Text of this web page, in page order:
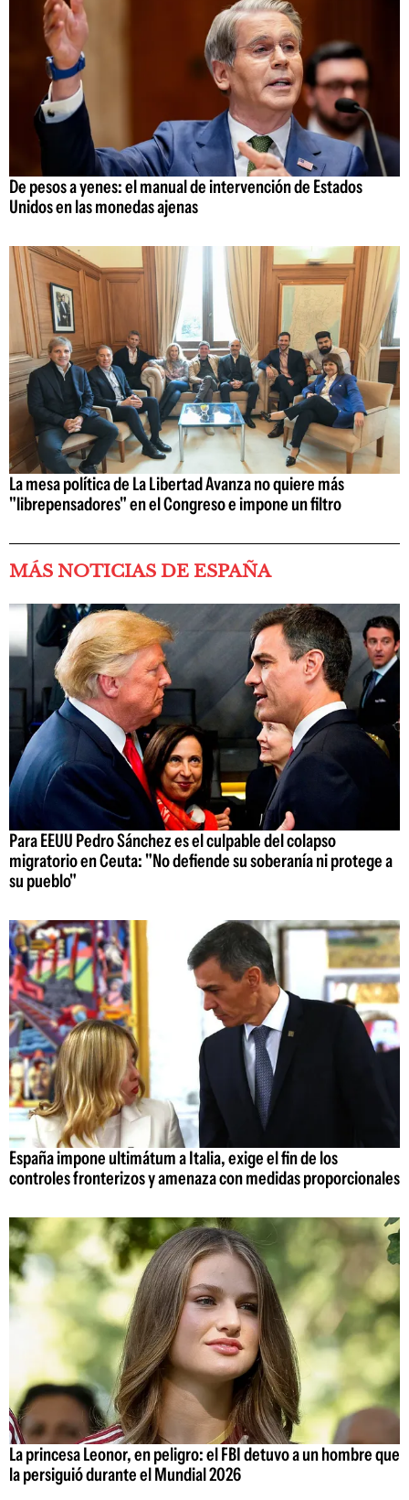
De pesos a yenes: el manual de intervención de Estados
Unidos en las monedas ajenas
La mesa política de La Libertad Avanza no quiere más
"librepensadores" en el Congreso e impone un filtro
MÁS NOTICIAS DE ESPAÑA
Para EEUU Pedro Sánchez es el culpable del colapso
migratorio en Ceuta: "No defiende su soberanía ni protege a
su pueblo"
España impone ultimátum a Italia, exige el fin de los
controles fronterizos y amenaza con medidas proporcionales
La princesa Leonor, en peligro: el FBI detuvo a un hombre que
la persiguió durante el Mundial 2026